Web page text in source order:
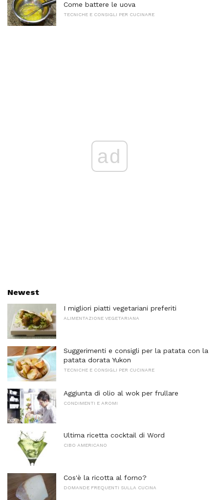
Come battere le uova
TECNICHE E CONSIGLI PER CUCINARE
ad
Newest
I migliori piatti vegetariani preferiti
ALIMENTAZIONE VEGETARIANA
Suggerimenti e consigli per la patata con la
patata dorata Yukon
TECNICHE E CONSIGLI PER CUCINARE
Aggiunta di olio al wok per frullare
CONDIMENTI E AROMI
Ultima ricetta cocktail di Word
CIBO AMERICANO
Cos'è la ricotta al forno?
DOMANDE FREQUENTI SULLA CUCINA